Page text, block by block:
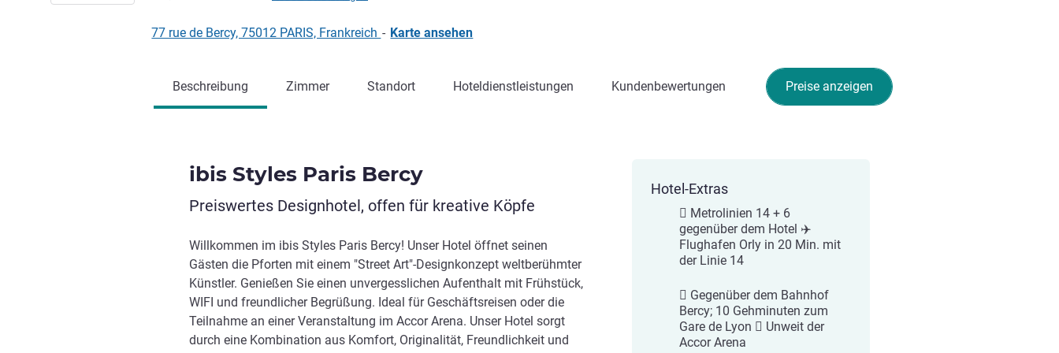
77 rue de Bercy, 75012 PARIS, Frankreich - Karte ansehen
Preise anzeigen
Beschreibung Zimmer Standort Hoteldienstleistungen Kundenbewertungen
ibis Styles Paris Bercy
Preiswertes Designhotel, offen für kreative Köpfe
Willkommen im ibis Styles Paris Bercy! Unser Hotel öffnet seinen
Gästen die Pforten mit einem "Street Art"-Designkonzept weltberühmter
Künstler. Genießen Sie einen unvergesslichen Aufenthalt mit Frühstück,
WIFI und freundlicher Begrüßung. Ideal für Geschäftsreisen oder die
Teilnahme an einer Veranstaltung im Accor Arena. Unser Hotel sorgt
durch eine Kombination aus Komfort, Originalität, Freundlichkeit und
Hotel-Extras
 Metrolinien 14 + 6
gegenüber dem Hotel ✈️
Flughafen Orly in 20 Min. mit
der Linie 14
 Gegenüber dem Bahnhof
Bercy; 10 Gehminuten zum
Gare de Lyon  Unweit der
Accor Arena